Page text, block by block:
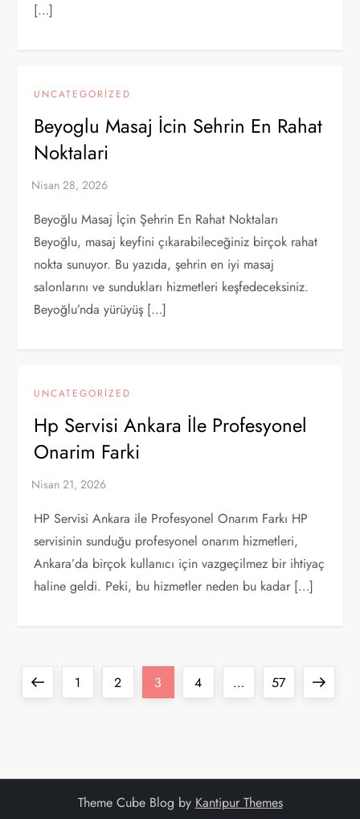
[…]
UNCATEGORIZED
Beyoglu Masaj İcin Sehrin En Rahat
Noktalari
Beyoğlu Masaj İçin Şehrin En Rahat Noktaları
Beyoğlu, masaj keyfini çıkarabileceğiniz birçok rahat
nokta sunuyor. Bu yazıda, şehrin en iyi masaj
salonlarını ve sundukları hizmetleri keşfedeceksiniz.
Beyoğlu’nda yürüyüş […]
UNCATEGORIZED
Hp Servisi Ankara İle Profesyonel
Onarim Farki
HP Servisi Ankara ile Profesyonel Onarım Farkı HP
servisinin sunduğu profesyonel onarım hizmetleri,
Ankara’da birçok kullanıcı için vazgeçilmez bir ihtiyaç
haline geldi. Peki, bu hizmetler neden bu kadar […]
Y PreviousPage
1 Page
2 Page
3 Page
4 … Page
57
Next
Theme Cube Blog by Kantipur Themes